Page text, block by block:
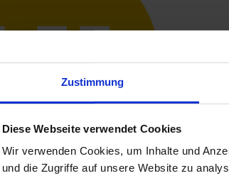
Zustimmung
Diese Webseite verwendet Cookies
Wir verwenden Cookies, um Inhalte und
und die Zugriffe auf unsere Website zu